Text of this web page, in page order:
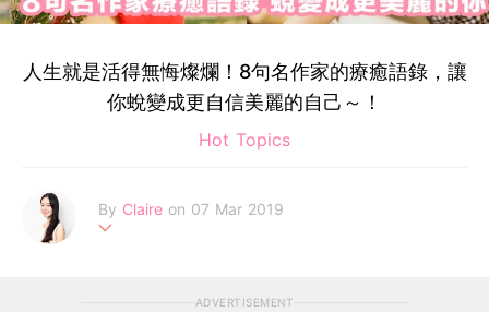
人生就是活得無悔燦爛！8句名作家的療癒語錄，讓
你蛻變成更自信美麗的自己～！
Hot Topics
By Claire on 07 Mar 2019
ADVERTISEMENT